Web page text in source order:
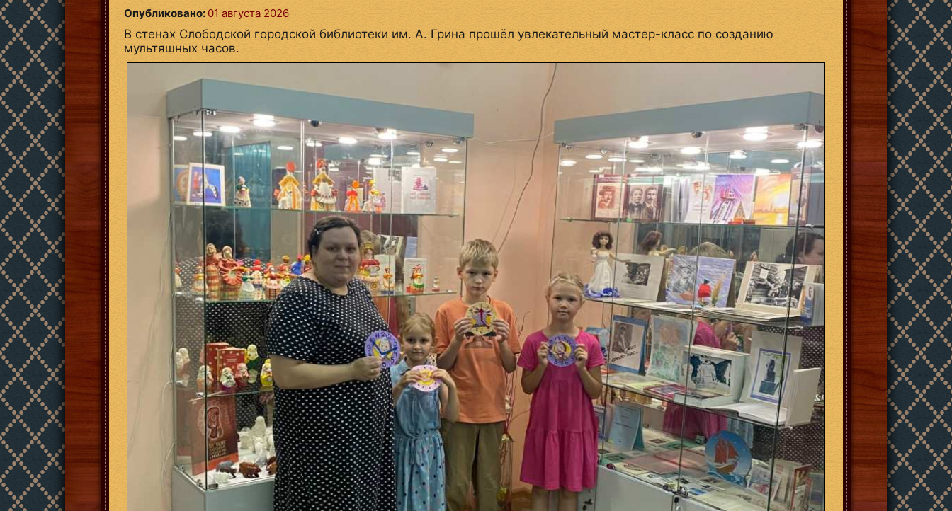
Опубликовано: 01 августа 2026
В стенах Слободской городской библиотеки им. А. Грина прошёл увлекательный мастер-класс по созданию
мультяшных часов.